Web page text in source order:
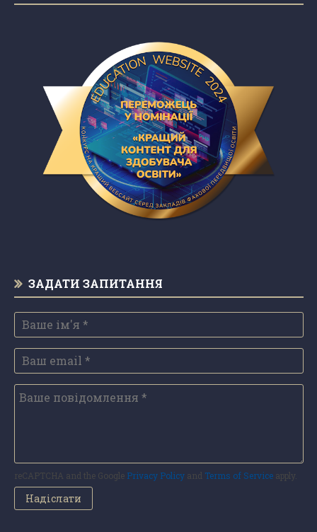
ЗАДАТИ ЗАПИТАННЯ
reCAPTCHA and the Google Privacy Policyand Terms of Serviceapply.